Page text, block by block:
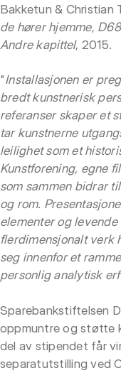
Bakketun & Christian
de hører hjemme,
Andre kapittel, 2015.
"Installasjonen er
bredt kunstnerisk
referanser skaper et
tar kunstnerne
leilighet som et
Kunstforening, egne
som sammen bidrar
og rom.
elementer og
flerdimensjonalt verk
seg innenfor et
personlig analytisk
Sparebankstiftelsen
oppmuntre og støtte
del av stipendet får
separatutstilling ved